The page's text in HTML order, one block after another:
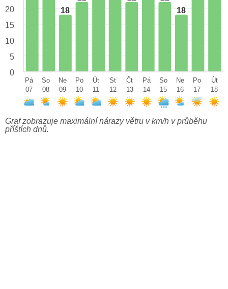
18
18
20
15
10
5
0
Pá
07
So
08
Ne
09
Po
10
Út
11
St
12
Čt
13
Pá
14
So
15
Ne
16
Po
17
Út
18
Graf zobrazuje maximální nárazy větru v km/h v průběhu
příštích dnů.